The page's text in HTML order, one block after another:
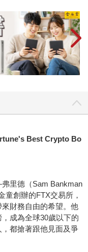
Best Crypto Bo
里德（Sam Bankman
童創辦的FTX交易所，
財務自由的希望。他
成為全球30歲以下的
都搶著跟他見面及爭